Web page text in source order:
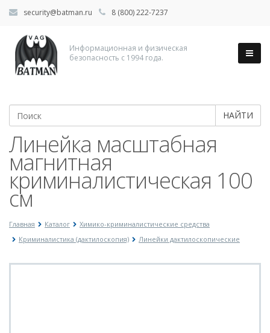
security@batman.ru 8 (800) 222-7237
Информационная и физическая
безопасность с 1994 года.
НАЙТИ
Линейка масштабная
магнитная
криминалистическая 100
см
Главная Каталог
Химико-криминалистические средства
Криминалистика (дактилоскопия)
Линейки дактилоскопические